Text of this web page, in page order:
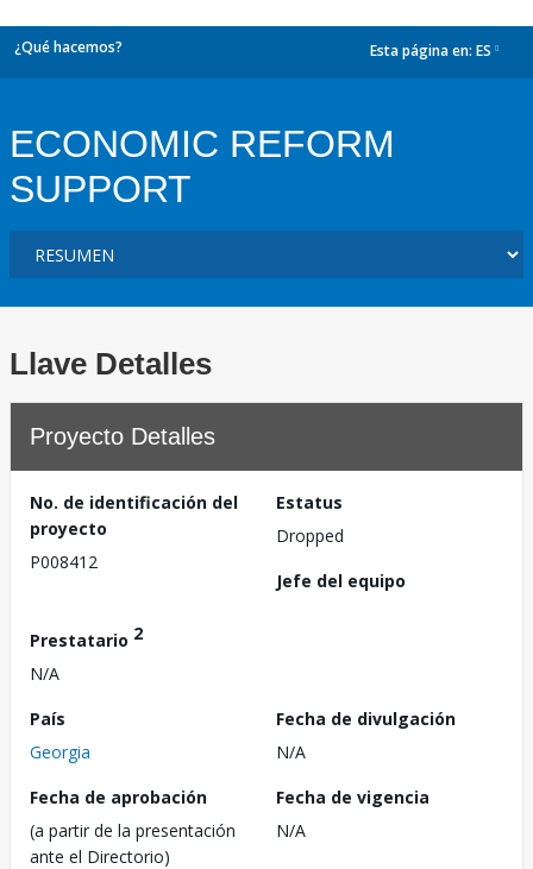
¿Qué hacemos? Esta página en: ES
ECONOMIC REFORM
SUPPORT
Llave Detalles
Proyecto Detalles
No. de identificación del
proyecto
P008412
Estatus
Dropped
Jefe del equipo
Prestatario 2
N/A
País
Georgia
Fecha de divulgación
N/A
Fecha de aprobación
(a partir de la presentación
ante el Directorio)
Fecha de vigencia
N/A